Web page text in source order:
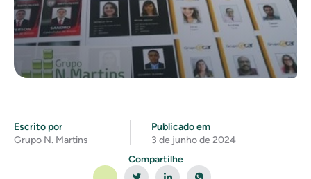
Escrito por
Grupo N. Martins
Publicado em
3 de junho de 2024
Compartilhe